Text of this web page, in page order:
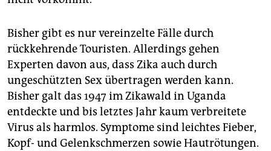
Bisher gibt es nur vereinzelte Fälle durch
rückkehrende Touristen. Allerdings gehen
Experten davon aus, dass Zika auch durch
ungeschützten Sex übertragen werden kann.
Bisher galt das 1947 im Zikawald in Uganda
entdeckte und bis letztes Jahr kaum verbreitete
Virus als harmlos. Symptome sind leichtes Fieber,
Kopf- und Gelenkschmerzen sowie Hautrötungen.